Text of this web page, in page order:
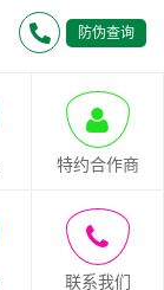
防伪查询
特约合作商
联系我们